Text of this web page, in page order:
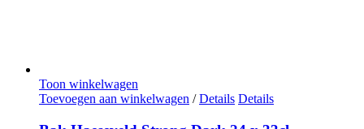
Toon winkelwagen
Toevoegen aan winkelwagen / Details Details